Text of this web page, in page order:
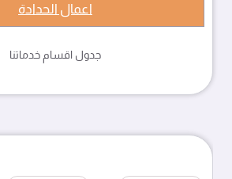
اعمال الحدادة
جدول اقسام خدماتنا